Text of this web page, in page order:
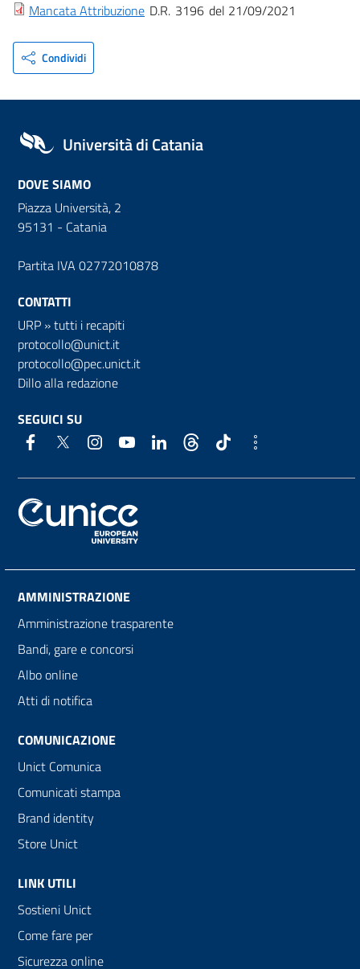
Mancata Attribuzione D.R. 3196 21/09/2021
Condividi
Università di Catania
DOVE SIAMO
Piazza Università, 2
95131 - Catania
Partita IVA 02772010878
CONTATTI
URP »tutti i recapiti
protocollo@unict.it
protocollo@pec.unict.it
Dillo alla redazione
SEGUICI SU
AMMINISTRAZIONE
Amministrazione trasparente
Bandi, gare e concorsi
Albo online
Atti di notifica
COMUNICAZIONE
Unict Comunica
Comunicati stampa
Brand identity
Store Unict
LINK UTILI
Sostieni Unict
Come fare per
Sicurezza online